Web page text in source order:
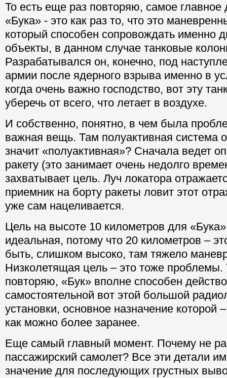
То есть еще раз повторяю, самое главное
«Бука» - это как раз то, что это
который способен сопровождать именно
объекты, в данном случае танковые
Разрабатывался он, конечно, под
армии после ядерного взрыва именно в
когда очень важно господство, вот эту
уберечь от всего, что летает в воздухе.
И собственно, понятно, в чем была
важная вещь. Там полуактивная система
значит «полуактивная»? Сначала ведет
ракету (это занимает очень недолго
захватывает цель. Луч локатора
приемник на борту ракеты ловит этот
уже сам нацеливается.
Цель на высоте 10 километров для
идеальная, потому что 20 километров –
быть, слишком высоко, там тяжело
Низколетящая цель – это тоже проблемы.
повторяю, «Бук» вполне способен
самостоятельной вот этой большой
установки, основное назначение которой
как можно более заранее.
Еще самый главный момент. Почему не
пассажирский самолет? Все эти детали
значение для последующих грустных